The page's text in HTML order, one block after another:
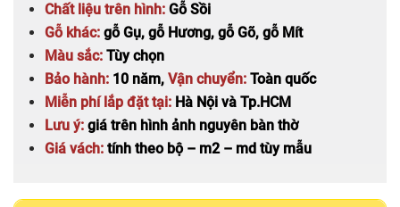
Chất liệu trên hình: Gỗ Sồi
Gỗ khác: gỗ Gụ, gỗ Hương, gỗ Gõ, gỗ Mít
Màu sắc: Tùy chọn
Bảo hành: 10 năm, Vận chuyển:Toàn quốc
Miễn phí lắp đặt tại:Hà Nội và Tp.HCM
Lưu ý:giá trên hình ảnh nguyên bàn thờ
Giá vách:tính theo bộ – m2 – md tùy mẫu